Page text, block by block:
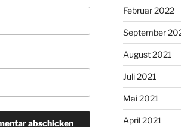
Februar 2022
September
August 2021
Juli 2021
Mai 2021
April 2021